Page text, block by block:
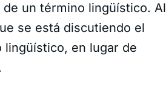
un término lingüístico. Al
se está discutiendo el
en lugar de